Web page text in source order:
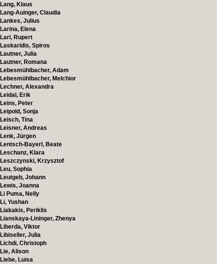
Lang, Klaus
Lang-Auinger, Claudia
Lankes, Julius
Larina, Elena
Larl, Rupert
Laskaridis, Spiros
Lautner, Julia
Lautner, Romana
Lebesmühlbacher, Adam
Lebesmühlbacher, Melchior
Lechner, Alexandra
Leidal, Erik
Leins, Peter
Leipold, Sonja
Leisch, Tina
Leisner, Andreas
Lenk, Jürgen
Lentsch-Bayerl, Beate
Leschanz, Klara
Leszczynski, Krzysztof
Leu, Sophia
Leutgeb, Johann
Lewis, Joanna
Li Puma, Nelly
Li, Yushan
Liakakis, Periklis
Lianskaya-Lininger, Zhenya
Liberda, Viktor
Libiseller, Julia
Lichdi, Christoph
Lie, Alison
Liebe, Luisa